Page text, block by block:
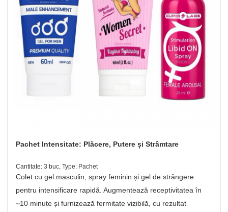
Pachet Intensitate: Plăcere, Putere și Strâmtare
Cantitate: 3 buc, Type: Pachet
Colet cu gel masculin, spray feminin și gel de strângere
pentru intensificare rapidă. Augmentează receptivitatea în
~10 minute și furnizează fermitate vizibilă, cu rezultat